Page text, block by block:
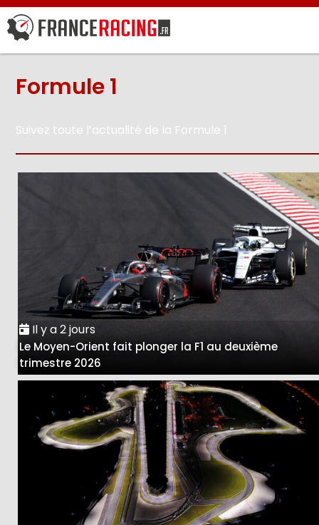
Formule 1
Suivez toute l’actualité de la Formule 1
Il y a 2 jours
Le Moyen-Orient fait plonger la F1 au deuxième
trimestre 2026